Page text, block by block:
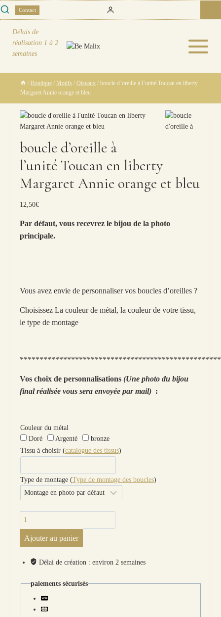
Skip
Contact
Délais de
réalisation 1 à 2
semaines
/ Boutique / Motifs / Oiseaux / boucle d’oreille à l’unité Toucan en liberty
Margaret Annie orange et bleu
boucle d’oreille à
l’unité Toucan en liberty
Margaret Annie orange et bleu
12,50€
Par défaut, vous recevrez le bijou de la photo
principale.
Vous avez envie de personnaliser vos boucles d’oreilles ?
Choisissez La couleur de métal, la couleur de votre tissu,
le type de montage
Vos choix de personnalisations (Une photo du bijou
final réalisée vous sera envoyée par mail):
Couleur du métal
Doré
Argenté
bronze
Tissu à choisir (catalogue des tissus)
Type de montage (Type de montage des boucles)
quantité
de
boucle
d'oreille
Margaret
Ajouter au panier
Délai de création : environ 2 semaines
paiements sécurisés